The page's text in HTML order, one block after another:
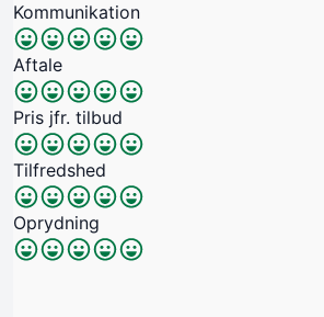
Kommunikation
Aftale
Pris jfr. tilbud
Tilfredshed
Oprydning